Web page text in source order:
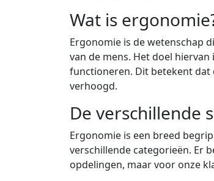
Wat is
Ergonomie is de wetenschap
van de mens. Het doel
functioneren. Dit betekent
verhoogd.
De verschillende
Ergonomie is een breed
verschillende categorieën. Er
opdelingen, maar voor onze